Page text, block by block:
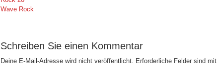
Wave Rock
Schreiben Sie einen Kommentar
Deine E-Mail-Adresse wird nicht veröffentlicht. Erforderliche Felder sind mit